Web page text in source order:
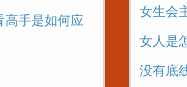
你_你就找到问题刁
难的点_套用在提问
管好自己的嘴_关系
高手是如何应
女生会
女人是
没有底